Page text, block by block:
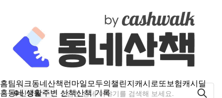
홈팀워크동네산책런마일모두의챌린지캐시로또보험캐시딜
홈동네 생활주변 산책산책 기록
신당동